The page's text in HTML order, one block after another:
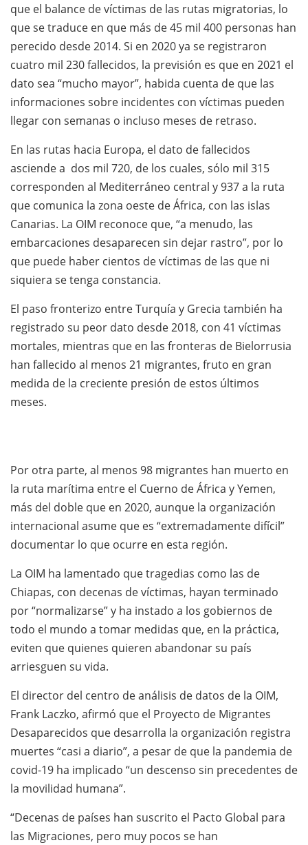
que el balance de víctimas de las rutas migratorias, lo
que se traduce en que más de 45 mil 400 personas han
perecido desde 2014. Si en 2020 ya se registraron
cuatro mil 230 fallecidos, la previsión es que en 2021 el
dato sea “mucho mayor”, habida cuenta de que las
informaciones sobre incidentes con víctimas pueden
llegar con semanas o incluso meses de retraso.
En las rutas hacia Europa, el dato de fallecidos
asciende a dos mil 720, de los cuales, sólo mil 315
corresponden al Mediterráneo central y 937 a la ruta
que comunica la zona oeste de África, con las islas
Canarias. La OIM reconoce que, “a menudo, las
embarcaciones desaparecen sin dejar rastro”, por lo
que puede haber cientos de víctimas de las que ni
siquiera se tenga constancia.
El paso fronterizo entre Turquía y Grecia también ha
registrado su peor dato desde 2018, con 41 víctimas
mortales, mientras que en las fronteras de Bielorrusia
han fallecido al menos 21 migrantes, fruto en gran
medida de la creciente presión de estos últimos
meses.
Por otra parte, al menos 98 migrantes han muerto en
la ruta marítima entre el Cuerno de África y Yemen,
más del doble que en 2020, aunque la organización
internacional asume que es “extremadamente difícil”
documentar lo que ocurre en esta región.
La OIM ha lamentado que tragedias como las de
Chiapas, con decenas de víctimas, hayan terminado
por “normalizarse” y ha instado a los gobiernos de
todo el mundo a tomar medidas que, en la práctica,
eviten que quienes quieren abandonar su país
arriesguen su vida.
El director del centro de análisis de datos de la OIM,
Frank Laczko, afirmó que el Proyecto de Migrantes
Desaparecidos que desarrolla la organización registra
muertes “casi a diario”, a pesar de que la pandemia de
covid-19 ha implicado “un descenso sin precedentes de
la movilidad humana”.
“Decenas de países han suscrito el Pacto Global para
las Migraciones, pero muy pocos se han